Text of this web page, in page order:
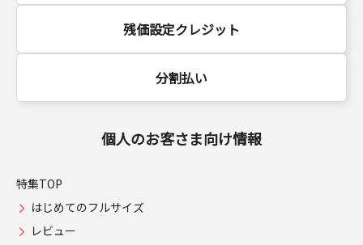
残価設定クレジット
分割払い
個人のお客さま向け情報
特集TOP
はじめてのフルサイズ
レビュー